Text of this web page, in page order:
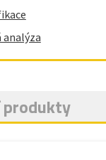
analýza
produkty